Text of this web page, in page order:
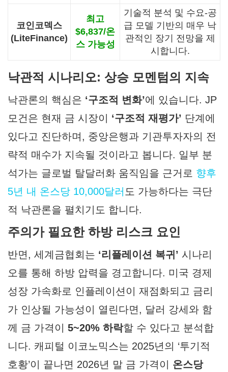
코인코덱스
(LiteFinance)
최고
$6,837/온
스 가능성
기술적 분석 및 수요-공
급 모델 기반의 매우 낙
관적인 장기 전망을 제
시합니다.
낙관적 시나리오: 상승 모멘텀의 지속
낙관론의 핵심은 ‘구조적 변화’에 있습니다. JP
모건은 현재 금 시장이 ‘구조적 재평가’ 단계에
있다고 진단하며, 중앙은행과 기관투자자의 전
략적 매수가 지속될 것이라고 봅니다. 일부 분
석가는 글로벌 탈달러화 움직임을 근거로 향후
5년 내 온스당 10,000달러 도 가능하다는 극단
적 낙관론을 펼치기도 합니다.
주의가 필요한 하방 리스크 요인
반면, 세계금협회는 ‘리플레이션 복귀’ 시나리
오를 통해 하방 압력을 경고합니다. 미국 경제
성장 가속화로 인플레이션이 재점화되고 금리
가 인상될 가능성이 열린다면, 달러 강세와 함
께 금 가격이 5~20% 하락할 수 있다고 분석합
니다. 캐피털 이코노믹스는 2025년의 ‘투기적
호황’이 끝나면 2026년 말 금 가격이 온스당